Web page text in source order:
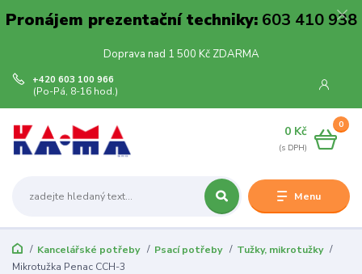
Pronájem prezentační techniky:603 410 938
Doprava nad 1 500 Kč ZDARMA
Menu
+420 603 100 966
(Po-Pá, 8-16 hod.)
0
0 Kč
Kancelářské potřeby Psací potřeby
Tužky, mikrotužky
Mikrotužka Penac CCH-3